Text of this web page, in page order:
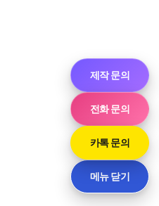
제작 문의
전화 문의
카톡 문의
메뉴 닫기